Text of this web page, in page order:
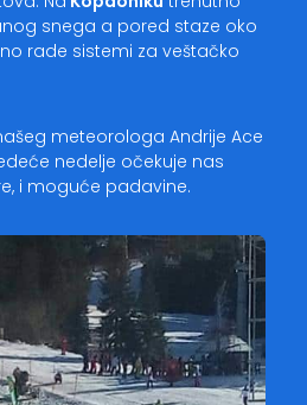
snega a pored staze oko
rade sistemi za veštačko
meteorologa Andrije Ace
nedelje očekuje nas
i moguće padavine.